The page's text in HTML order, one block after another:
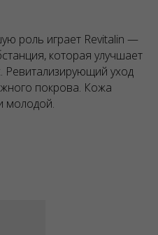
роль играет Revitalin —
которая улучшает
Ревитализирующий уход
покрова. Кожа
молодой.